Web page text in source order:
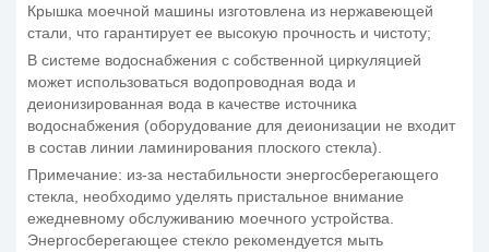
Крышка моечной машины изготовлена из нержавеющей
стали, что гарантирует ее высокую прочность и чистоту;
В системе водоснабжения с собственной циркуляцией
может использоваться водопроводная вода и
деионизированная вода в качестве источника
водоснабжения (оборудование для деионизации не входит
в состав линии ламинирования плоского стекла).
Примечание: из-за нестабильности энергосберегающего
стекла, необходимо уделять пристальное внимание
ежедневному обслуживанию моечного устройства.
Энергосберегающее стекло рекомендуется мыть